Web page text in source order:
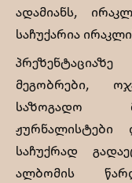
ადამიანს,
საჩუქარია
მეგობრები,
საზოგადო
საჩუქრად
ალბომის